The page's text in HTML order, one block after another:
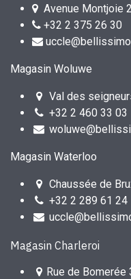
Avenue Montjoie
+32 2 375 26 30
Magasin Woluwe
Val des
+32 2 460 33 03
Magasin Waterloo
Chaussée de
+32 2 289 61 24
Magasin Charleroi
Rue de